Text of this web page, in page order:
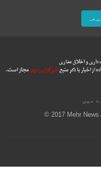
میں
© 2017 Mehr News